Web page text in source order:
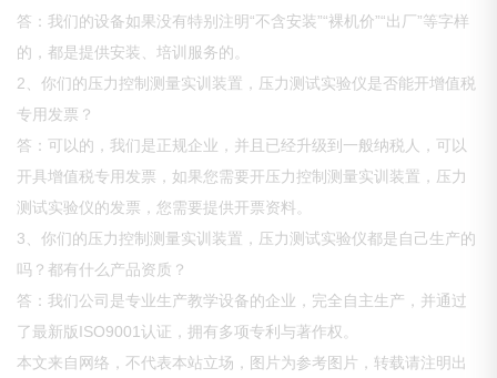
答：我们的设备如果没有特别注明“不含安装”“裸机价”“出厂”等字样
的，都是提供安装、培训服务的。
2、你们的压力控制测量实训装置，压力测试实验仪是否能开增值税
专用发票？
答：可以的，我们是正规企业，并且已经升级到一般纳税人，可以
开具增值税专用发票，如果您需要开压力控制测量实训装置，压力
测试实验仪的发票，您需要提供开票资料。
3、你们的压力控制测量实训装置，压力测试实验仪都是自己生产的
吗？都有什么产品资质？
答：我们公司是专业生产教学设备的企业，完全自主生产，并通过
了最新版ISO9001认证，拥有多项专利与著作权。
本文来自网络，不代表本站立场，图片为参考图片，转载请注明出